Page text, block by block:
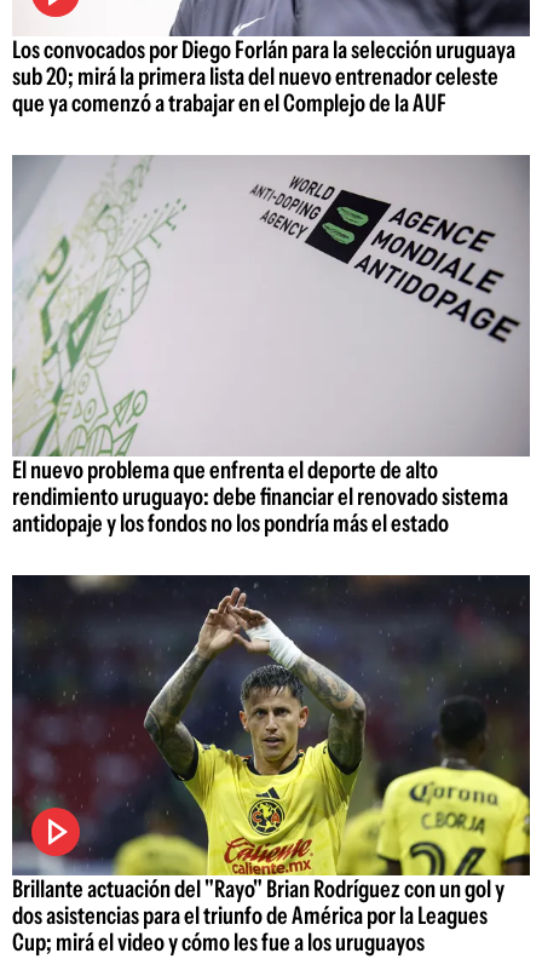
Los convocados por Diego Forlán para la selección uruguaya
sub 20; mirá la primera lista del nuevo entrenador celeste
que ya comenzó a trabajar en el Complejo de la AUF
El nuevo problema que enfrenta el deporte de alto
rendimiento uruguayo: debe financiar el renovado sistema
antidopaje y los fondos no los pondría más el estado
Brillante actuación del "Rayo" Brian Rodríguez con un gol y
dos asistencias para el triunfo de América por la Leagues
Cup; mirá el video y cómo les fue a los uruguayos